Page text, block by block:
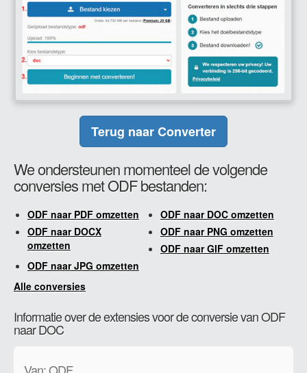
Terug naar Converter
We ondersteunen momenteel de volgende
conversies met ODF bestanden:
ODF naar PDF omzetten
ODF naar DOC omzetten
ODF naar DOCX
omzetten
ODF naar PNG omzetten
ODF naar GIF omzetten
ODF naar JPG omzetten
Alle conversies
Informatie over de extensies voor de conversie van ODF
naar DOC